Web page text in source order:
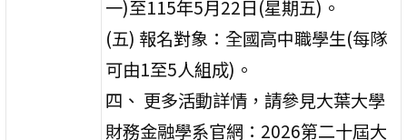
一)至115年5月22日(星期五)。
(五) 報名對象：全國高中職學生(每隊
可由1至5人組成)。
四、 更多活動詳情，請參見大葉大學
財務金融學系官網：2026第二十屆大